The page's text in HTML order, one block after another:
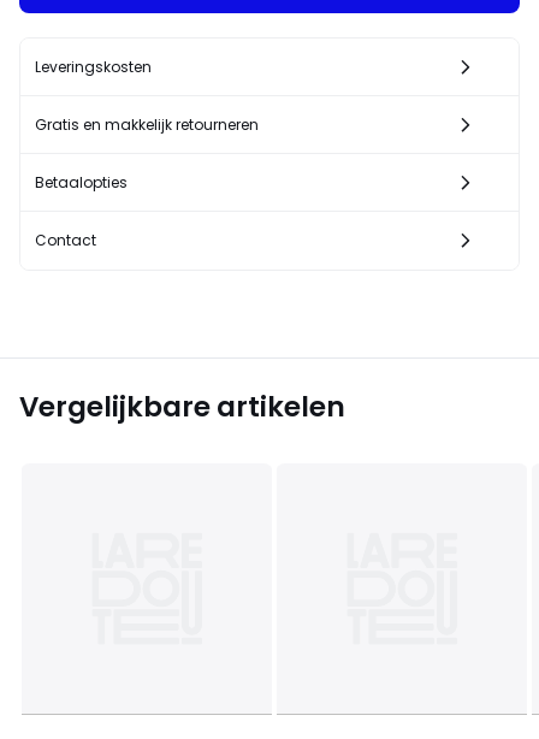
Leveringskosten
Gratis en makkelijk retourneren
Betaalopties
Contact
Vergelijkbare artikelen